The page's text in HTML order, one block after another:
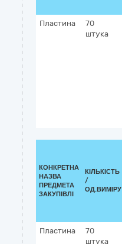
Пластина
70
штука
КОНКРЕТНА
НАЗВА
ПРЕДМЕТА
ЗАКУПІВЛІ
КІЛЬКІСТЬ
/
ОД.ВИМІРУ
Пластина
70
штука